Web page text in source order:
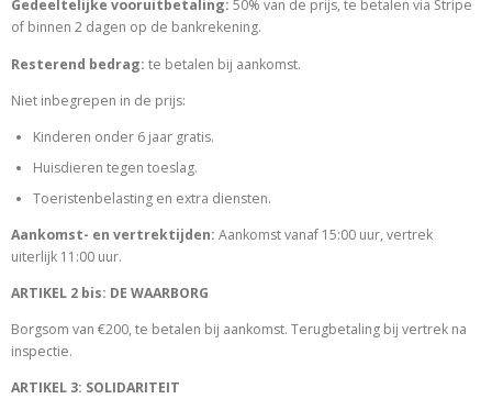
Gedeeltelijke vooruitbetaling: 50% van de prijs, te betalen via Stripe
of binnen 2 dagen op de bankrekening.
Resterend bedrag: te betalen bij aankomst.
Niet inbegrepen in de prijs:
Kinderen onder 6 jaar gratis.
Huisdieren tegen toeslag.
Toeristenbelasting en extra diensten.
Aankomst- en vertrektijden: Aankomst vanaf 15:00 uur, vertrek
uiterlijk 11:00 uur.
ARTIKEL 2 bis: DE WAARBORG
Borgsom van €200, te betalen bij aankomst. Terugbetaling bij vertrek na
inspectie.
ARTIKEL 3: SOLIDARITEIT